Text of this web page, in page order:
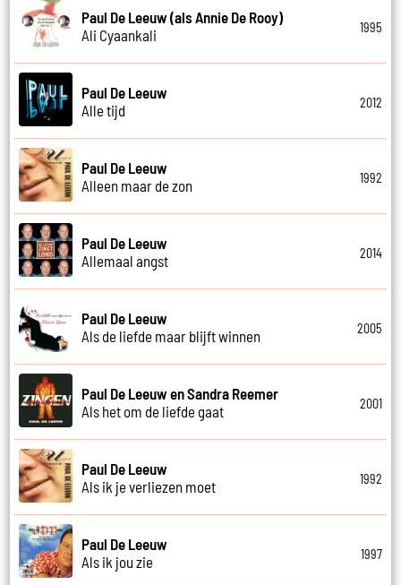
Paul De Leeuw (als Annie De Rooy)
Ali Cyaankali
1995
Paul De Leeuw
Alle tijd
2012
Paul De Leeuw
Alleen maar de zon
1992
Paul De Leeuw
Allemaal angst
2014
Paul De Leeuw
Als de liefde maar blijft winnen
2005
Paul De Leeuw en Sandra Reemer
Als het om de liefde gaat
2001
Paul De Leeuw
Als ik je verliezen moet
1992
Paul De Leeuw
Als ik jou zie
1997